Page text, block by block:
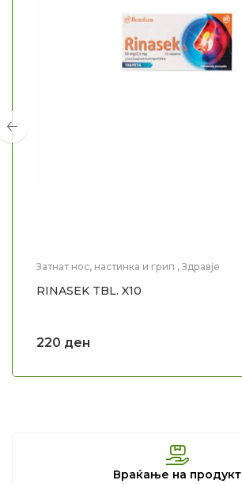
Затнат нос, настинка и грип , Здравје
RINASEK TBL. X10
220 ден
Враќање на продукт